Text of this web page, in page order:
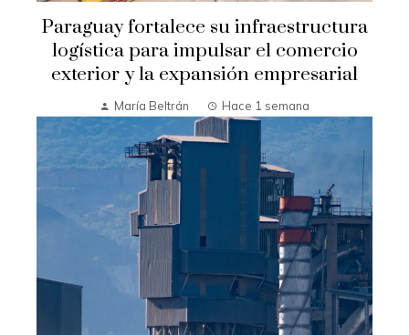
Paraguay fortalece su infraestructura
logística para impulsar el comercio
exterior y la expansión empresarial
María Beltrán Hace 1 semana